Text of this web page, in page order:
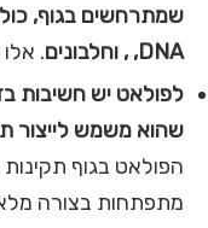
שמתרחשים בגוף,
,DNA , וחלבונים.
לפולאט יש חשיבות
שהוא משמש לייצור
הפולאט בגוף
מתפתחות בצורה